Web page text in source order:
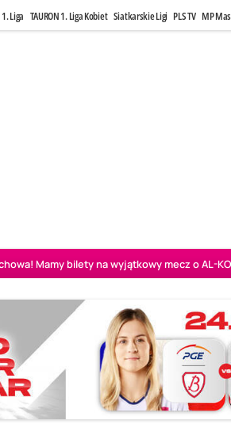
Liga TAURON 1. Liga Kobiet Siatkarskie Ligi PLS TV MP
Mamy bilety na wyjątkowy mecz o AL-